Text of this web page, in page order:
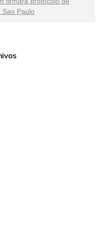
Paulo